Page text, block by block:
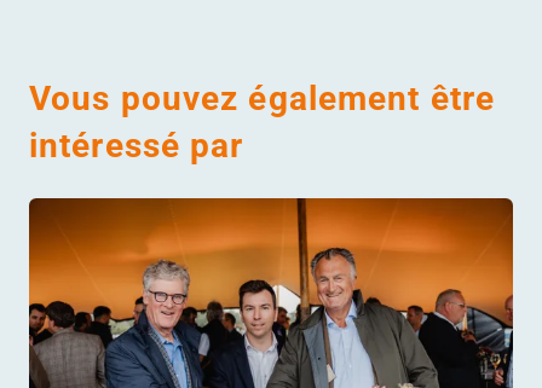
Vous pouvez également être
intéressé par